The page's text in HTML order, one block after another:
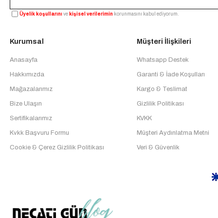
Üyelik koşullarınıve kişisel verilerimin korunmasını kabul ediyorum.
Kurumsal
Anasayfa
Hakkımızda
Mağazalarımız
Bize Ulaşın
Sertifikalarımız
Kvkk Başvuru Formu
Cookie & Çerez Gizlilik Politikası
Müşteri İlişkileri
Whatsapp Destek
Garanti & İade Koşulları
Kargo & Teslimat
Gizlilik Politikası
KVKK
Müşteri Aydınlatma Metni
Veri & Güvenlik